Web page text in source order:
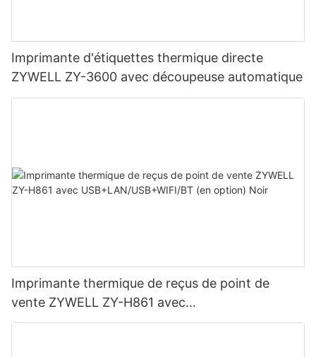
Imprimante d'étiquettes thermique directe
ZYWELL ZY-3600 avec découpeuse automatique
Imprimante thermique de reçus de point de
vente ZYWELL ZY-H861 avec
USB+LAN/USB+WIFI/BT (en option) Noir